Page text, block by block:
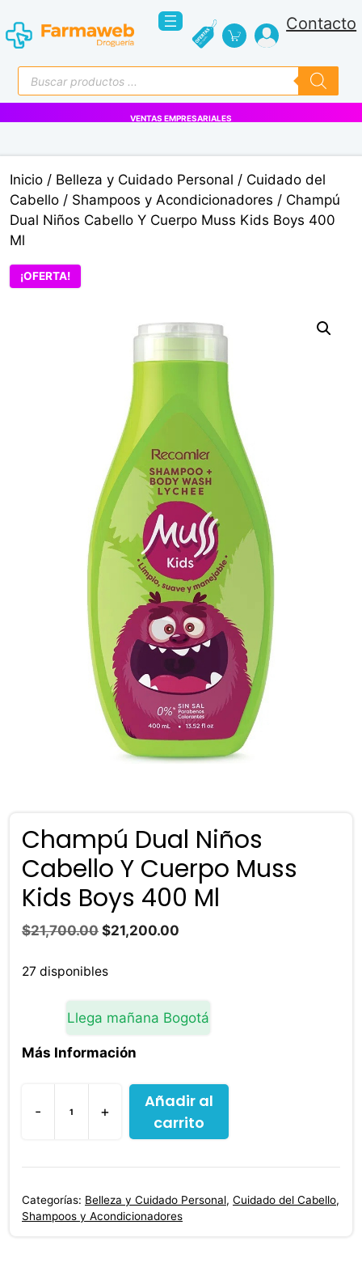
al
contenido
Contacto
Búsqueda
de
productos
Inicio / Belleza y Cuidado Personal / Cuidado del
Cabello / Shampoos y Acondicionadores / Champú
Dual Niños Cabello Y Cuerpo Muss Kids Boys 400
Ml
¡OFERTA!
Champú Dual Niños
Cabello Y Cuerpo Muss
Kids Boys 400 Ml
$21,700.00 El
original
$21,700.00.
$21,200.00
$21,200.00.
27 disponibles
Llega mañana Bogotá
Más Información
-
Champú
Dual
Niños
Y
+
Añadir al
carrito
Categorías: Belleza y Cuidado Personal, Cuidado del Cabello,
Shampoos y Acondicionadores